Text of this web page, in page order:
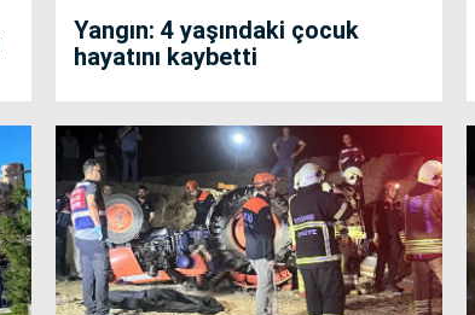
Yangın: 4 yaşındaki çocuk
hayatını kaybetti